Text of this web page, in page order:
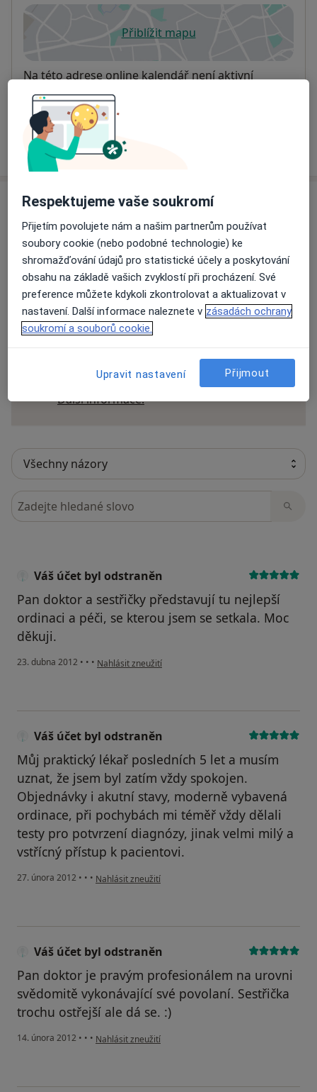
Přiblížit mapuse otevře v nové záložce
Dostupnost
Na této adrese online kalendář není aktivní
Co mám v takové situaci udělat?
Názory
Přidejte svůj názor
17 názorů
Specialisté nemají možnost zaplatit za
odstranění nebo změnu recenze pacienta.
Další informace.Další informace o názorech
Hledejte v názorech
Váš účet byl odstraněn
Pan doktor a sestřičky představují tu nejlepší
ordinaci a péči, se kterou jsem se setkala. Moc
děkuji.
23. dubna 2012 • • • podle názoru uživatele Váš účet byl odstraněn
Nahlásit zneužití
Váš účet byl odstraněn
Můj praktický lékař posledních 5 let a musím
uznat, že jsem byl zatím vždy spokojen.
Objednávky i akutní stavy, moderně vybavená
ordinace, při pochybách mi téměř vždy dělali
testy pro potvrzení diagnózy, jinak velmi milý a
vstřícný přístup k pacientovi.
27. února 2012 • • • podle názoru uživatele Váš účet byl odstraněn
Nahlásit zneužití
Váš účet byl odstraněn
Pan doktor je pravým profesionálem na urovni
svědomitě vykonávající své povolaní. Sestřička
trochu ostřejší ale dá se. :)
14. února 2012 • • • podle názoru uživatele Váš účet byl odstraněn
Nahlásit zneužití
Respektujeme vaše soukromí
Přijetím povolujete nám a našim partnerům používat
soubory cookie (nebo podobné technologie) ke
shromažďování údajů pro statistické účely a poskytování
obsahu na základě vašich zvyklostí při procházení. Své
preference můžete kdykoli zkontrolovat a aktualizovat v
nastavení. Další informace naleznete v zásadách ochrany
soukromí a souborů cookie.
Upravit nastavení Přijmout